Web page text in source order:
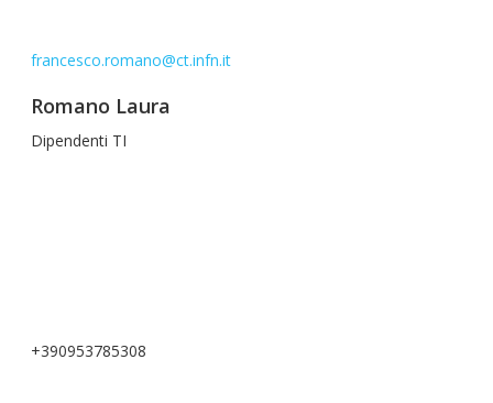
francesco.romano@ct.infn.it
Romano Laura
Dipendenti TI
+390953785308